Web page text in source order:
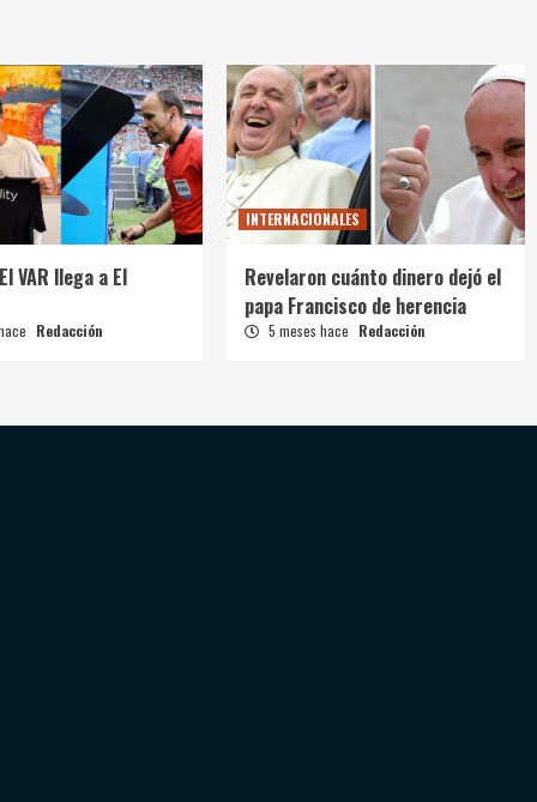
VAR llega a El
Redacción
INTERNACIONALES
Revelaron cuánto dinero dejó el
papa Francisco de herencia
5 meses hace Redacción